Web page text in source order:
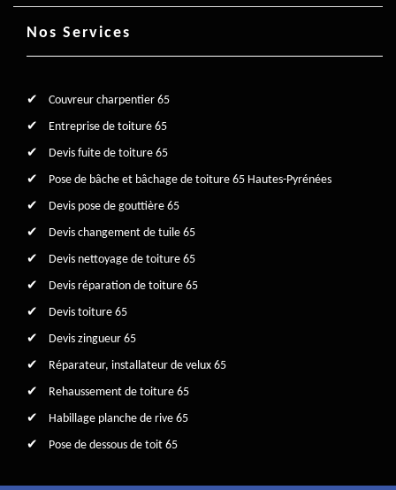
Nos Services
Couvreur charpentier 65
Entreprise de toiture 65
Devis fuite de toiture 65
Pose de bâche et bâchage de toiture 65 Hautes-Pyrénées
Devis pose de gouttière 65
Devis changement de tuile 65
Devis nettoyage de toiture 65
Devis réparation de toiture 65
Devis toiture 65
Devis zingueur 65
Réparateur, installateur de velux 65
Rehaussement de toiture 65
Habillage planche de rive 65
Pose de dessous de toit 65